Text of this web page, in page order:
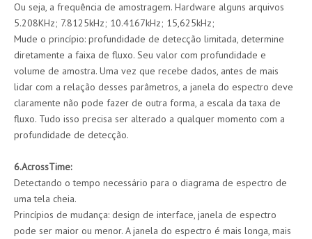
Ou seja, a frequência de amostragem. Hardware alguns arquivos
5.208KHz; 7.8125kHz; 10.4167kHz; 15,625kHz;
Mude o princípio: profundidade de detecção limitada, determine
diretamente a faixa de fluxo. Seu valor com profundidade e
volume de amostra. Uma vez que recebe dados, antes de mais
lidar com a relação desses parâmetros, a janela do espectro deve
claramente não pode fazer de outra forma, a escala da taxa de
fluxo. Tudo isso precisa ser alterado a qualquer momento com a
profundidade de detecção.
6.AcrossTime:
Detectando o tempo necessário para o diagrama de espectro de
uma tela cheia.
Princípios de mudança: design de interface, janela de espectro
pode ser maior ou menor. A janela do espectro é mais longa, mais